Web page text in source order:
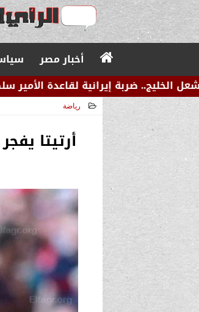
أخبار مصر
لقاعدة الأمير سلطان الجوية...
رياضة
أرتيتا